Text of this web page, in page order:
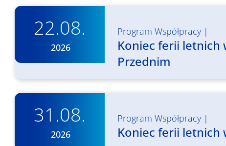
22.08.
2026
Program Współpracy|
Koniec ferii letnich
Przednim
31.08.
2026
Program Współpracy|
Koniec ferii